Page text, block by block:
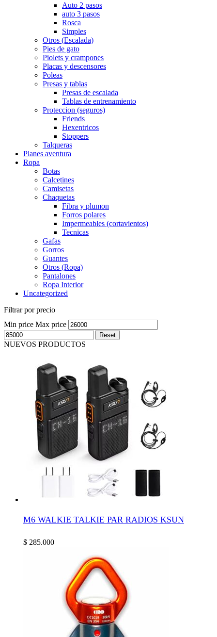
Auto 2 pasos
auto 3 pasos
Rosca
Simples
Otros (Escalada)
Pies de gato
Piolets y crampones
Placas y descensores
Poleas
Presas y tablas
Presas de escalada
Tablas de entrenamiento
Proteccion (seguros)
Friends
Hexentricos
Stoppers
Talqueras
Planes aventura
Ropa
Botas
Calcetines
Camisetas
Chaquetas
Fibra y plumon
Forros polares
Impermeables (cortavientos)
Tecnicas
Gafas
Gorros
Guantes
Otros (Ropa)
Pantalones
Ropa Interior
Uncategorized
Filtrar por precio
Min price Max price
Reset
NUEVOS PRODUCTOS
M6 WALKIE TALKIE PAR RADIOS KSUN
$ 285.000